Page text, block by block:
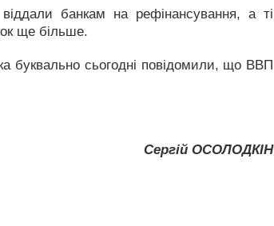
банкам на рефінансування, а ті
ще більше.
буквально сьогодні повідомили, що ВВП
Сергій ОСОЛОДКІН